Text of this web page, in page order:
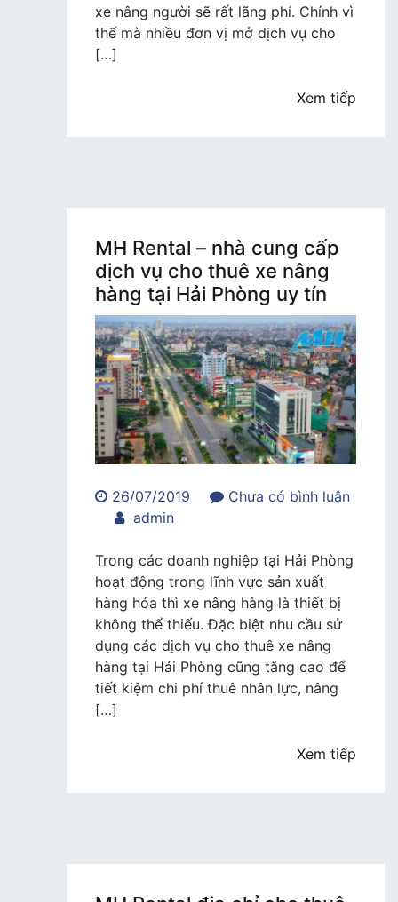
hàng
tại
Hưng
xe nâng người sẽ rất lãng phí. Chính vì
thế mà nhiều đơn vị mở dịch vụ cho
[…]
Xem tiếp
MH Rental – nhà cung cấp
dịch vụ cho thuê xe nâng
hàng tại Hải Phòng uy tín
26/07/2019
Chưa có bình luận
trong
Rental
–
nhà
cung
cấp
dịch
vụ
cho
admin
Trong các doanh nghiệp tại Hải Phòng
hoạt động trong lĩnh vực sản xuất
hàng hóa thì xe nâng hàng là thiết bị
không thể thiếu. Đặc biệt nhu cầu sử
dụng các dịch vụ cho thuê xe nâng
hàng tại Hải Phòng cũng tăng cao để
tiết kiệm chi phí thuê nhân lực, nâng
[…]
Xem tiếp